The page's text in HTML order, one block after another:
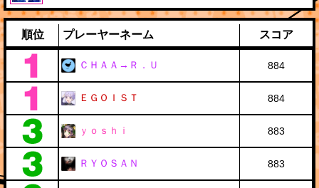
順位 プレーヤーネーム スコア
ＣＨＡＡ→Ｒ．Ｕ 884
ＥＧＯＩＳＴ 884
ｙｏｓｈｉ 883
ＲＹＯＳＡＮ 883